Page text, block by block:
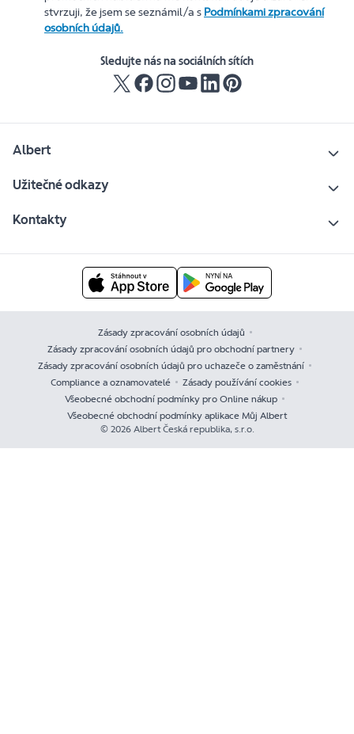
stvrzuji, že jsem se seznámil/a s Podmínkami zpracování
osobních údajů.
Sledujte nás na sociálních sítích
Albert
Užitečné odkazy
Kontakty
Zásady zpracování osobních údajů
Zásady zpracování osobních údajů pro obchodní partnery
Zásady zpracování osobních údajů pro uchazeče o zaměstnání
Compliance a oznamovatelé
Zásady používání cookies
Všeobecné obchodní podmínky pro Online nákup
Všeobecné obchodní podmínky aplikace Můj Albert
© 2026 Albert Česká republika, s.r.o.